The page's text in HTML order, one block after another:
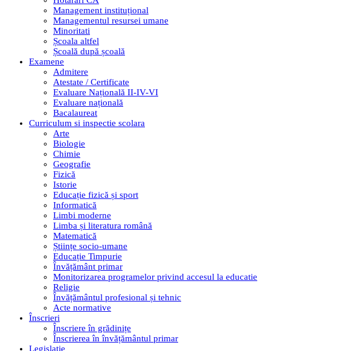
Management instituțional
Managementul resursei umane
Minoritati
Școala altfel
Școală după școală
Examene
Admitere
Atestate / Certificate
Evaluare Națională II-IV-VI
Evaluare națională
Bacalaureat
Curriculum si inspectie scolara
Arte
Biologie
Chimie
Geografie
Fizică
Istorie
Educație fizică și sport
Informatică
Limbi moderne
Limba și literatura română
Matematică
Științe socio-umane
Educație Timpurie
Învățământ primar
Monitorizarea programelor privind accesul la educatie
Religie
Învățământul profesional și tehnic
Acte normative
Înscrieri
Înscriere în grădinițe
Înscrierea în învățământul primar
Legislatie